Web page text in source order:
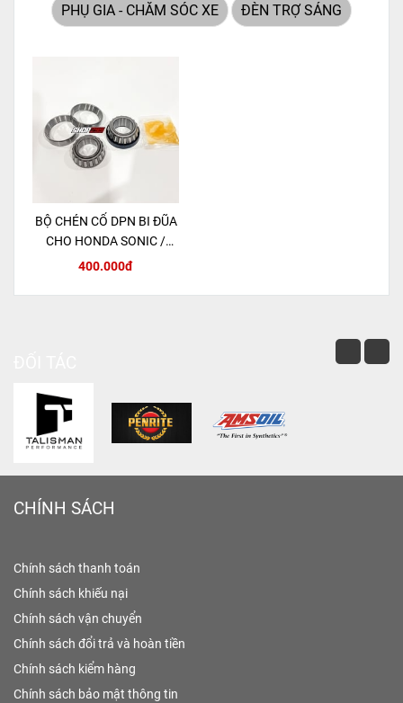
PHỤ GIA - CHĂM SÓC XE ĐÈN TRỢ SÁNG
BỘ CHÉN CỔ DPN BI ĐŨA
CHO HONDA SONIC /
MSX 125 / CBR150R
400.000đ
CHÍNH SÁCH
Chính sách thanh toán
Chính sách khiếu nại
Chính sách vận chuyển
Chính sách đổi trả và hoàn tiền
Chính sách kiểm hàng
Chính sách bảo mật thông tin